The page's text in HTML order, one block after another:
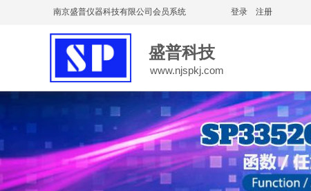
登录 注册
南京盛普仪器科技有限公司会员系统
盛普科技
www.njspkj.com